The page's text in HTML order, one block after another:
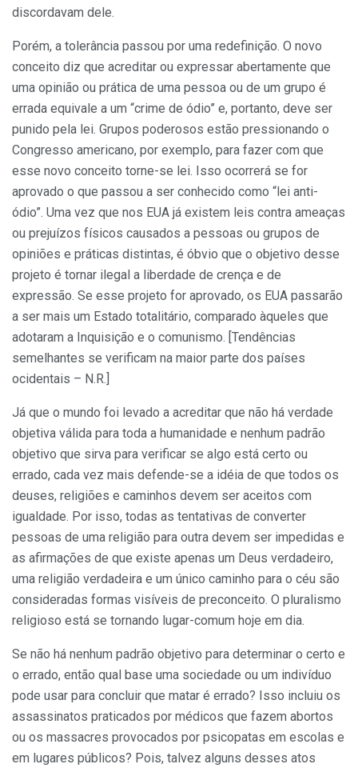
discordavam dele.
Porém, a tolerância passou por uma redefinição. O novo
conceito diz que acreditar ou expressar abertamente que
uma opinião ou prática de uma pessoa ou de um grupo é
errada equivale a um “crime de ódio” e, portanto, deve ser
punido pela lei. Grupos poderosos estão pressionando o
Congresso americano, por exemplo, para fazer com que
esse novo conceito torne-se lei. Isso ocorrerá se for
aprovado o que passou a ser conhecido como “lei anti-
ódio”. Uma vez que nos EUA já existem leis contra ameaças
ou prejuízos físicos causados a pessoas ou grupos de
opiniões e práticas distintas, é óbvio que o objetivo desse
projeto é tornar ilegal a liberdade de crença e de
expressão. Se esse projeto for aprovado, os EUA passarão
a ser mais um Estado totalitário, comparado àqueles que
adotaram a Inquisição e o comunismo. [Tendências
semelhantes se verificam na maior parte dos países
ocidentais – N.R.]
Já que o mundo foi levado a acreditar que não há verdade
objetiva válida para toda a humanidade e nenhum padrão
objetivo que sirva para verificar se algo está certo ou
errado, cada vez mais defende-se a idéia de que todos os
deuses, religiões e caminhos devem ser aceitos com
igualdade. Por isso, todas as tentativas de converter
pessoas de uma religião para outra devem ser impedidas e
as afirmações de que existe apenas um Deus verdadeiro,
uma religião verdadeira e um único caminho para o céu são
consideradas formas visíveis de preconceito. O pluralismo
religioso está se tornando lugar-comum hoje em dia.
Se não há nenhum padrão objetivo para determinar o certo e
o errado, então qual base uma sociedade ou um indivíduo
pode usar para concluir que matar é errado? Isso incluiu os
assassinatos praticados por médicos que fazem abortos
ou os massacres provocados por psicopatas em escolas e
em lugares públicos? Pois, talvez alguns desses atos